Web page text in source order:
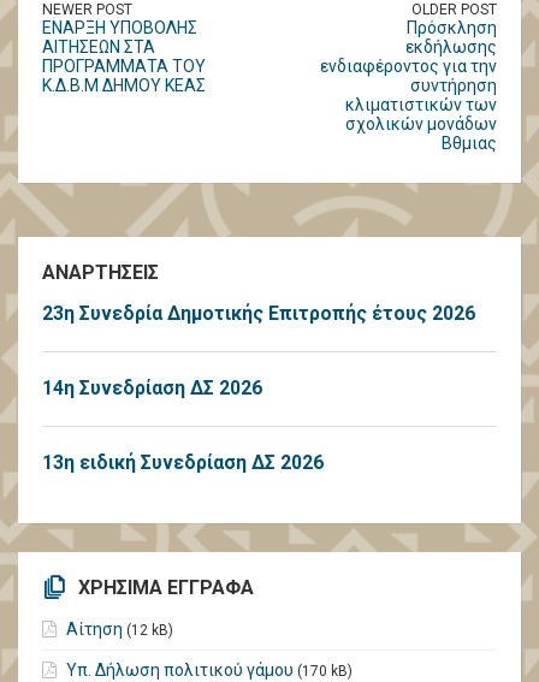
NEWER POST
ΕΝΑΡΞΗ ΥΠΟΒΟΛΗΣ
ΑΙΤΗΣΕΩΝ ΣΤΑ
ΠΡΟΓΡΑΜΜΑΤΑ ΤΟΥ
Κ.Δ.Β.Μ ΔΗΜΟΥ ΚΕΑΣ
OLDER POST
Πρόσκληση
εκδήλωσης
ενδιαφέροντος για την
συντήρηση
κλιματιστικών των
σχολικών μονάδων
Βθμιας
ΑΝΑΡΤΗΣΕΙΣ
23η Συνεδρία Δημοτικής Επιτροπής έτους 2026
14η Συνεδρίαση ΔΣ 2026
13η ειδική Συνεδρίαση ΔΣ 2026
ΧΡΗΣΙΜΑ ΕΓΓΡΑΦΑ
Αίτηση (12 kB)
Υπ. Δήλωση πολιτικού γάμου (170 kB)